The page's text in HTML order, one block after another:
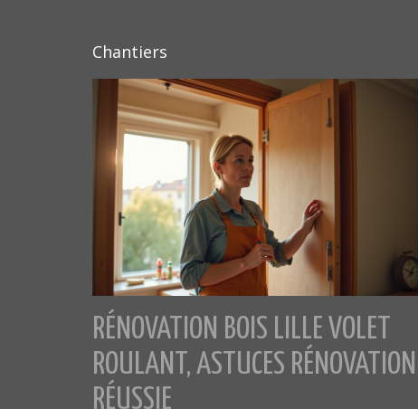
Chantiers
RÉNOVATION BOIS LILLE VOLET
ROULANT, ASTUCES RÉNOVATION
RÉUSSIE